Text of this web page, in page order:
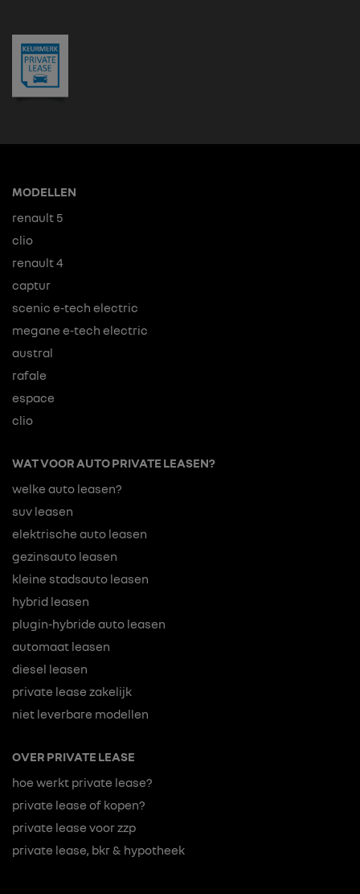
MODELLEN
renault 5
clio
renault 4
captur
scenic e-tech electric
megane e-tech electric
austral
rafale
espace
clio
WAT VOOR AUTO PRIVATE LEASEN?
welke auto leasen?
suv leasen
elektrische auto leasen
gezinsauto leasen
kleine stadsauto leasen
hybrid leasen
plugin-hybride auto leasen
automaat leasen
diesel leasen
private lease zakelijk
niet leverbare modellen
OVER PRIVATE LEASE
hoe werkt private lease?
private lease of kopen?
private lease voor zzp
private lease, bkr & hypotheek